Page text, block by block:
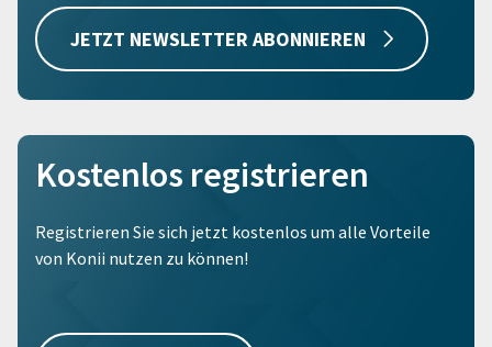
JETZT NEWSLETTER ABONNIEREN
Kostenlos registrieren
Registrieren Sie sich jetzt kostenlos um alle Vorteile
von Konii nutzen zu können!